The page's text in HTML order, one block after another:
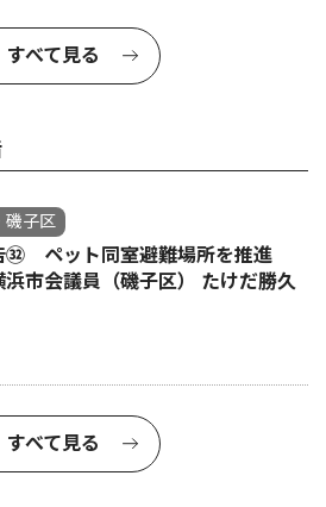
すべて見る
磯子区
㉜ ペット同室避難場所を推進
浜市会議員（磯子区） たけだ勝久
すべて見る